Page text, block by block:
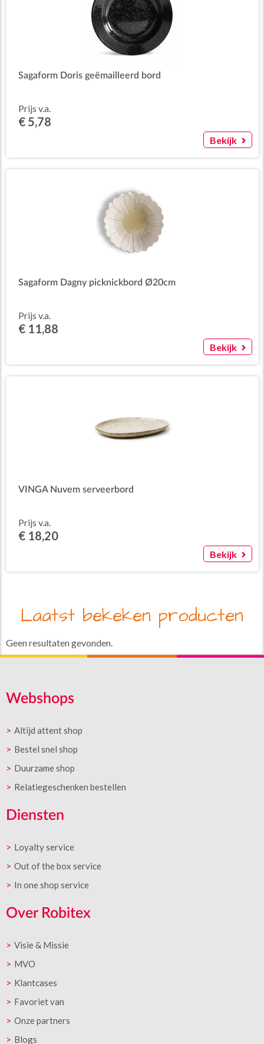
Sagaform Doris geëmailleerd bord
Prijs v.a.
€ 5,78
Bekijk
Sagaform Dagny picknickbord Ø20cm
Prijs v.a.
€ 11,88
Bekijk
VINGA Nuvem serveerbord
Prijs v.a.
€ 18,20
Bekijk
Laatst bekeken producten
Geen resultaten gevonden.
Webshops
Altijd attent shop
Bestel snel shop
Duurzame shop
Relatiegeschenken bestellen
Diensten
Loyalty service
Out of the box service
In one shop service
Over Robitex
Visie & Missie
MVO
Klantcases
Favoriet van
Onze partners
Blogs